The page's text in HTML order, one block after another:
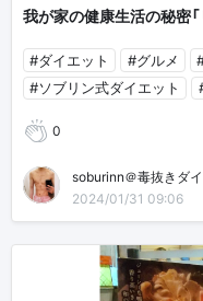
我が家の健康生活の秘密「
#ダイエット #グルメ
#ソブリン式ダイエット
0
soburinn＠毒抜きダ
2024/01/31 09:06